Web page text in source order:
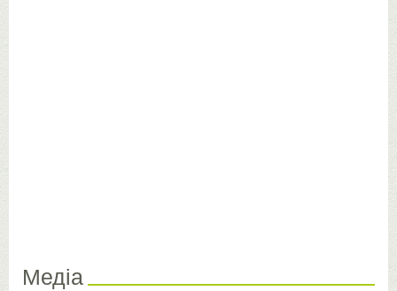
Медіа